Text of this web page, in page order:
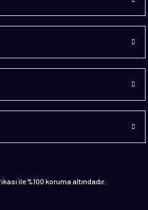
ile %100 koruma altındadır.